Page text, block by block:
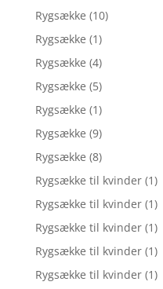
Rygsække (10)
Rygsække (1)
Rygsække (4)
Rygsække (5)
Rygsække (1)
Rygsække (9)
Rygsække (8)
Rygsække til kvinder (1)
Rygsække til kvinder (1)
Rygsække til kvinder (1)
Rygsække til kvinder (1)
Rygsække til kvinder (1)